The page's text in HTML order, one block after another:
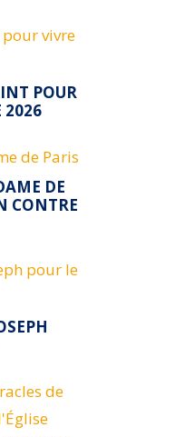
POUR
2026
DE
CONTRE